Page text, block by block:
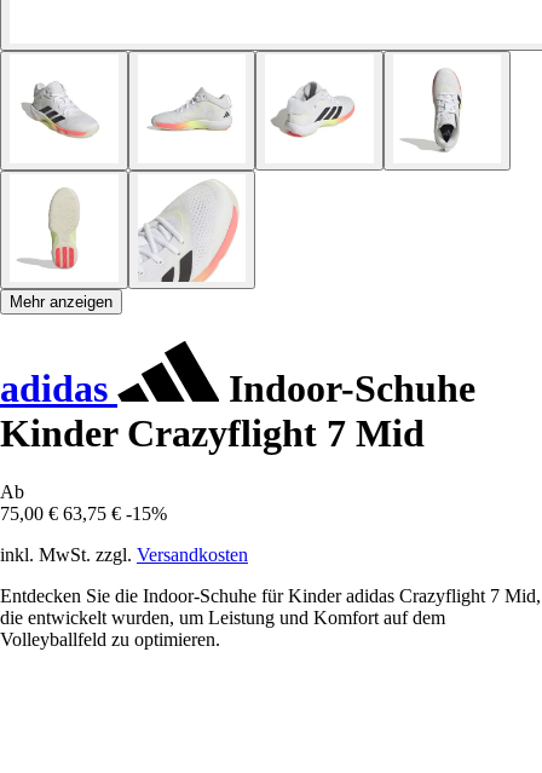
Mehr anzeigen
adidas
Indoor-Schuhe
Kinder Crazyflight 7 Mid
Ab
75,00 € 63,75 € -15%
inkl. MwSt. zzgl. Versandkosten
Entdecken Sie die Indoor-Schuhe für Kinder adidas Crazyflight 7 Mid,
die entwickelt wurden, um Leistung und Komfort auf dem
Volleyballfeld zu optimieren.